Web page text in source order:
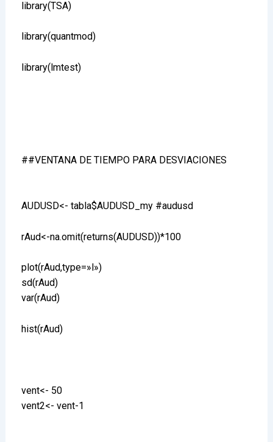
library(TSA)
library(quantmod)
library(lmtest)
##VENTANA DE TIEMPO PARA DESVIACIONES
AUDUSD<- tabla$AUDUSD_my #audusd
rAud<-na.omit(returns(AUDUSD))*100
plot(rAud,type=»l»)
sd(rAud)
var(rAud)
hist(rAud)
vent<- 50
vent2<- vent-1